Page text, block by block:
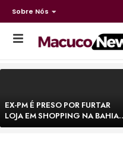
Sobre Nós
EX-PM É PRESO POR FURTAR
LOJA EM SHOPPING NA BAHIA
ESCAPA CORRENDO DE